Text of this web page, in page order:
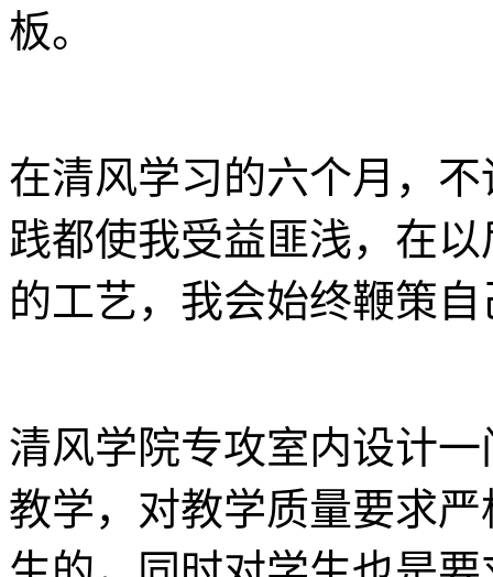
板。
在清风学习的六个月，
践都使我受益匪浅，在
的工艺，我会始终鞭策
清风学院专攻室内设计
教学，对教学质量要求